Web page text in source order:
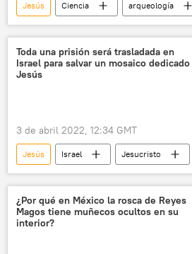
Jesús Ciencia
arqueología
Jerusalén
Israel 🎭 Arte
Toda una prisión será trasladada en
Israel para salvar un mosaico dedicado
Jesús
3 de abril 2022, 12:34 GMT
Jesús Israel
Jesucristo
arqueología
prisión
Ciencia
¿Por qué en México la rosca de Reyes
Magos tiene muñecos ocultos en su
interior?